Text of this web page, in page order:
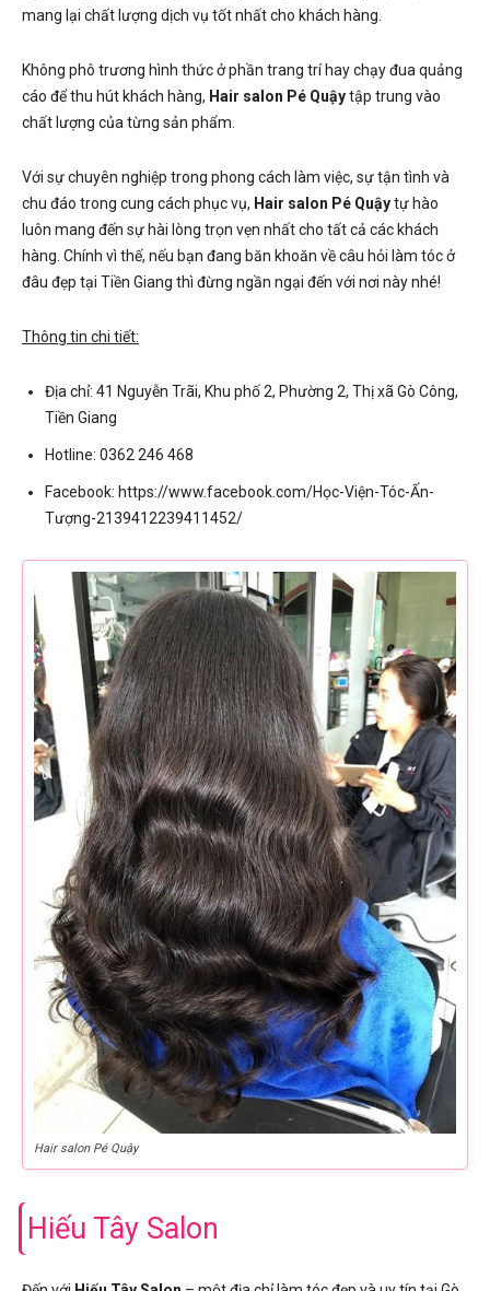
mang lại chất lượng dịch vụ tốt nhất cho khách hàng.
Không phô trương hình thức ở phần trang trí hay chạy đua quảng
cáo để thu hút khách hàng, Hair salon Pé Quậytập trung vào
chất lượng của từng sản phẩm.
Với sự chuyên nghiệp trong phong cách làm việc, sự tận tình và
chu đáo trong cung cách phục vụ, Hair salon Pé Quậytự hào
luôn mang đến sự hài lòng trọn vẹn nhất cho tất cả các khách
hàng. Chính vì thế, nếu bạn đang băn khoăn về câu hỏi làm tóc ở
đâu đẹp tại Tiền Giang thì đừng ngần ngại đến với nơi này nhé!
Thông tin chi tiết:
Địa chỉ: 41 Nguyễn Trãi, Khu phố 2, Phường 2, Thị xã Gò Công,
Tiền Giang
Hotline: 0362 246 468
Facebook: https://www.facebook.com/Học-Viện-Tóc-Ấn-
Tượng-2139412239411452/
Hair salon Pé Quậy
Hiếu Tây Salon